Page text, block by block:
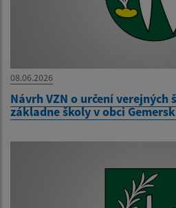
08.06.2026
Návrh VZN o určení verejných
základne školy v obci